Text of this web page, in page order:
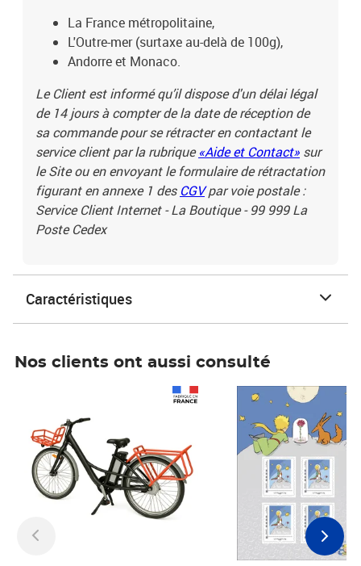
La France métropolitaine,
L'Outre-mer (surtaxe au-delà de 100g),
Andorre et Monaco.
Le Client est informé qu’il dispose d'un délai légal
de 14 jours à compter de la date de réception de
sa commande pour se rétracter en contactant le
service client par la rubrique«Aide et Contact» sur
le Site ou en envoyant le formulaire de rétractation
figurant en annexe 1 des CGVpar voie postale :
Service Client Internet - La Boutique - 99 999 La
Poste Cedex
Caractéristiques
Nos clients ont aussi consulté
Prix 6,25€ HT